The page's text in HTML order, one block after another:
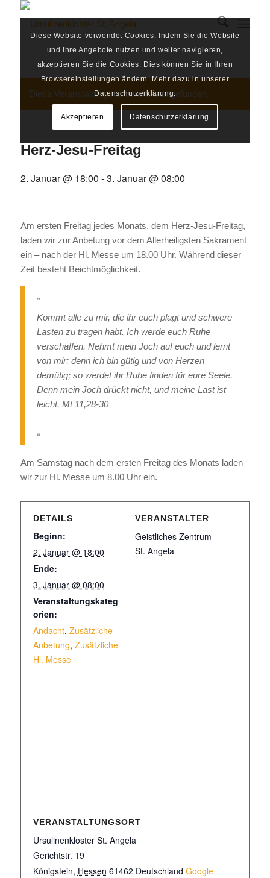
Diese Veranstaltung hat bereits stattgefunden.
Herz-Jesu-Freitag
2. Januar @ 18:00 -3. Januar @ 08:00
Am ersten Freitag jedes Monats, dem Herz-Jesu-Freitag,
laden wir zur Anbetung vor dem Allerheiligsten Sakrament
ein – nach der Hl. Messe um 18.00 Uhr. Während dieser
Zeit besteht Beichtmöglichkeit.
Kommt alle zu mir, die ihr euch plagt und schwere
Lasten zu tragen habt. Ich werde euch Ruhe
verschaffen. Nehmt mein Joch auf euch und lernt
von mir; denn ich bin gütig und von Herzen
demütig; so werdet ihr Ruhe finden für eure Seele.
Denn mein Joch drückt nicht, und meine Last ist
leicht. Mt 11,28-30
Am Samstag nach dem ersten Freitag des Monats laden
wir zur Hl. Messe um 8.00 Uhr ein.
DETAILS
Beginn:
2. Januar @ 18:00
Ende:
3. Januar @ 08:00
Veranstaltungskateg
orien:
Andacht, Zusätzliche
Anbetung, Zusätzliche
Hl. Messe
VERANSTALTER
Geistliches Zentrum
St. Angela
VERANSTALTUNGSORT
Ursulinenkloster St. Angela
Gerichtstr. 19
Königstein, Hessen 61462 Deutschland Google
Diese Website verwendet Cookies. Indem Sie die Website
und Ihre Angebote nutzen und weiter navigieren,
akzeptieren Sie die Cookies. Dies können Sie in Ihren
Browsereinstellungen ändern. Mehr dazu in unserer
Datenschutzerklärung.
Akzeptieren Datenschutzerklärung